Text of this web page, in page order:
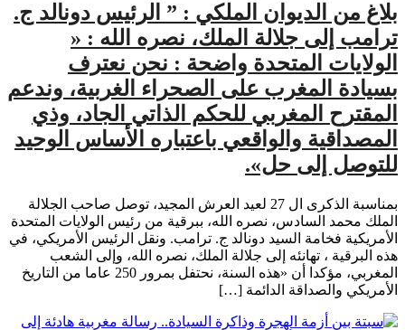
بلاغ من الديوان الملكي : ” الرئيس دونالد ج.
ترامب إلى جلالة الملك، نصره الله : «
الولايات المتحدة واضحة : نحن نعترف
بسيادة المغرب على الصحراء الغربية، وندعم
المقترح المغربي للحكم الذاتي الجاد، وذي
المصداقية والواقعي باعتباره الأساس الوحيد
للتوصل إلى حل».
بمناسبة الذكرى ال 27 لعيد العرش المجيد، توصل صاحب الجلالة
الملك محمد السادس، نصره الله، ببرقية من رئيس الولايات المتحدة
الأمريكية فخامة السيد دونالد ج. ترامب. ونقل الرئيس الأمريكي، في
هذه البرقية ، تهانئه إلى جلالة الملك، نصره الله، وإلى الشعب
المغربي، مؤكدا أن «هذه السنة، نحتفل بمرور 250 عاما من التاريخ
الأمريكي والصداقة الدائمة […]